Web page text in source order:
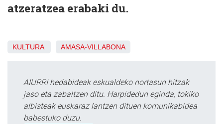
atzeratzea erabaki du.
KULTURA AMASA-VILLABONA
AIURRI hedabideak eskualdeko nortasun hitzak
jaso eta zabaltzen ditu. Harpidedun eginda, tokiko
albisteak euskaraz lantzen dituen komunikabidea
babestuko duzu.